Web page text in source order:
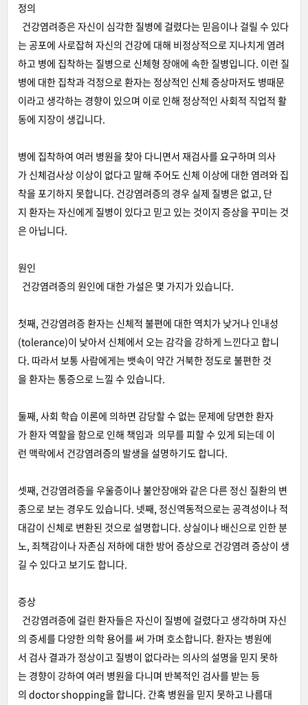
정의
건강염려증은 자신이 심각한 질병에 걸렸다는 믿음이나 걸릴 수 있다
는 공포에 사로잡혀 자신의 건강에 대해 비정상적으로 지나치게 염려
하고 병에 집착하는 질병으로 신체형 장애에 속한 질병입니다. 이런 질
병에 대한 집착과 걱정으로 환자는 정상적인 신체 증상마저도 병때문
이라고 생각하는 경향이 있으며 이로 인해 정상적인 사회적 직업적 활
동에 지장이 생깁니다.
병에 집착하여 여러 병원을 찾아 다니면서 재검사를 요구하며 의사
가 신체검사상 이상이 없다고 말해 주어도 신체 이상에 대한 염려와 집
착을 포기하지 못합니다. 건강염려증의 경우 실제 질병은 없고, 단
지 환자는 자신에게 질병이 있다고 믿고 있는 것이지 증상을 꾸미는 것
은 아닙니다.
원인
건강염려증의 원인에 대한 가설은 몇 가지가 있습니다.
첫째, 건강염려증 환자는 신체적 불편에 대한 역치가 낮거나 인내성
(tolerance)이 낮아서 신체에서 오는 감각을 강하게 느낀다고 합니
다. 따라서 보통 사람에게는 뱃속이 약간 거북한 정도로 불편한 것
을 환자는 통증으로 느낄 수 있습니다.
둘째, 사회 학습 이론에 의하면 감당할 수 없는 문제에 당면한 환자
가 환자 역할을 함으로 인해 책임과 의무를 피할 수 있게 되는데 이
런 맥락에서 건강염려증의 발생을 설명하기도 합니다.
셋째, 건강염려증을 우울증이나 불안장애와 같은 다른 정신 질환의 변
종으로 보는 경우도 있습니다. 넷째, 정신역동적으로는 공격성이나 적
대감이 신체로 변환된 것으로 설명합니다. 상실이나 배신으로 인한 분
노, 죄책감이나 자존심 저하에 대한 방어 증상으로 건강염려 증상이 생
길 수 있다고 보기도 합니다.
증상
건강염려증에 걸린 환자들은 자신이 질병에 걸렸다고 생각하며 자신
의 증세를 다양한 의학 용어를 써 가며 호소합니다. 환자는 병원에
서 검사 결과가 정상이고 질병이 없다라는 의사의 설명을 믿지 못하
는 경향이 강하여 여러 병원을 다니며 반복적인 검사를 받는 등
의 doctor shopping을 합니다. 간혹 병원을 믿지 못하고 나름대